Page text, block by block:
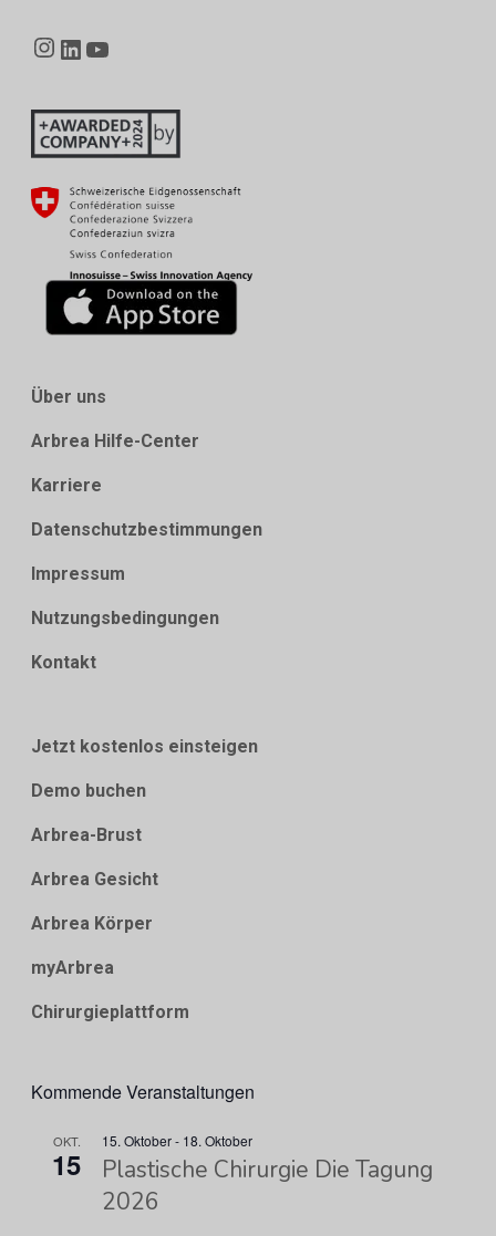
Instagram
LinkedIn
Über uns
Arbrea Hilfe-Center
Karriere
Datenschutzbestimmungen
Impressum
Nutzungsbedingungen
Kontakt
Jetzt kostenlos einsteigen
Demo buchen
Arbrea-Brust
Arbrea Gesicht
Arbrea Körper
myArbrea
Chirurgieplattform
Kommende Veranstaltungen
OKT.
15
15. Oktober- 18. Oktober
Plastische Chirurgie Die Tagung
2026